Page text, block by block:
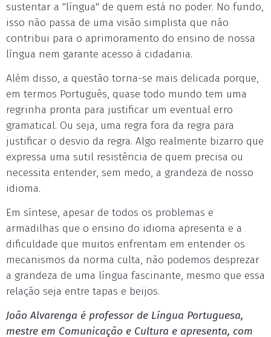
sustentar a "língua" de quem está no poder. No fundo,
isso não passa de uma visão simplista que não
contribui para o aprimoramento do ensino de nossa
língua nem garante acesso à cidadania.
Além disso, a questão torna-se mais delicada porque,
em termos Português, quase todo mundo tem uma
regrinha pronta para justificar um eventual erro
gramatical. Ou seja, uma regra fora da regra para
justificar o desvio da regra. Algo realmente bizarro que
expressa uma sutil resistência de quem precisa ou
necessita entender, sem medo, a grandeza de nosso
idioma.
Em síntese, apesar de todos os problemas e
armadilhas que o ensino do idioma apresenta e a
dificuldade que muitos enfrentam em entender os
mecanismos da norma culta, não podemos desprezar
a grandeza de uma língua fascinante, mesmo que essa
relação seja entre tapas e beijos.
João Alvarenga é professor de Língua Portuguesa,
mestre em Comunicação e Cultura e apresenta, com